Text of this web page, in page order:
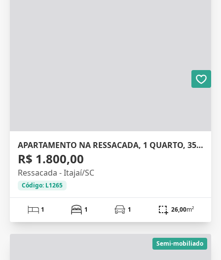
APARTAMENTO NA RESSACADA, 1 QUARTO, 35M²
R$ 1.800,00
Ressacada - Itajaí/SC
Código: L1265
1 1 1 26,00m²
Semi-mobiliado